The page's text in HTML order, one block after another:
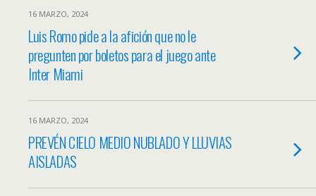
16 MARZO, 2024
Luis Romo pide a la afición que no le
pregunten por boletos para el juego ante
Inter Miami
16 MARZO, 2024
PREVÉN CIELO MEDIO NUBLADO Y LLUVIAS
AISLADAS